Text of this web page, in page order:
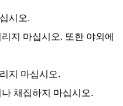
시오.
지 마십시오. 또한 야외에
지 마십시오.
채집하지 마십시오.